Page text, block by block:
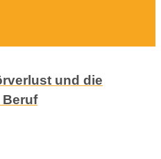
und die
Beruf